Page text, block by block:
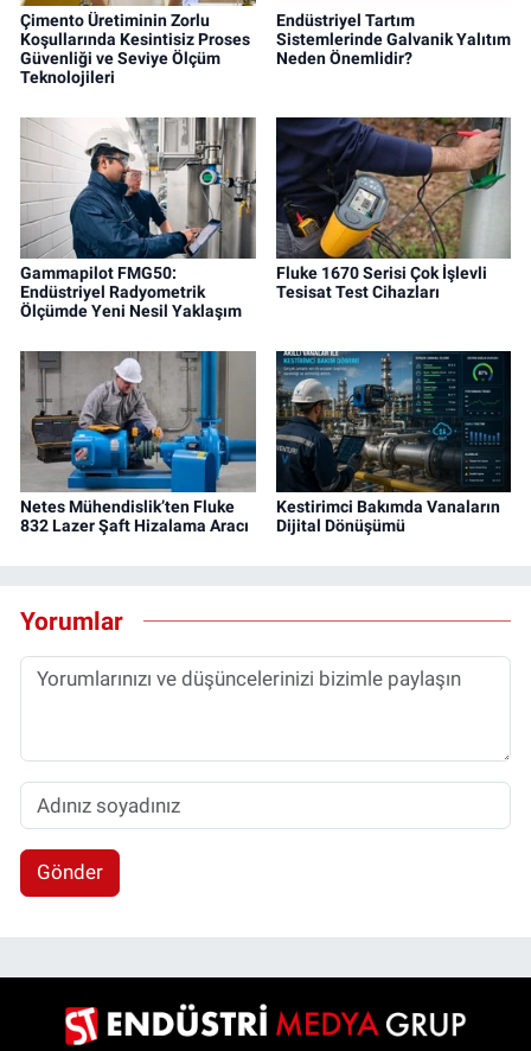
Çimento Üretiminin Zorlu
Koşullarında Kesintisiz Proses
Güvenliği ve Seviye Ölçüm
Teknolojileri
Endüstriyel Tartım
Sistemlerinde Galvanik Yalıtım
Neden Önemlidir?
Gammapilot FMG50:
Endüstriyel Radyometrik
Ölçümde Yeni Nesil Yaklaşım
Fluke 1670 Serisi Çok İşlevli
Tesisat Test Cihazları
Netes Mühendislik’ten Fluke
832 Lazer Şaft Hizalama Aracı
Kestirimci Bakımda Vanaların
Dijital Dönüşümü
Yorumlar
Gönder